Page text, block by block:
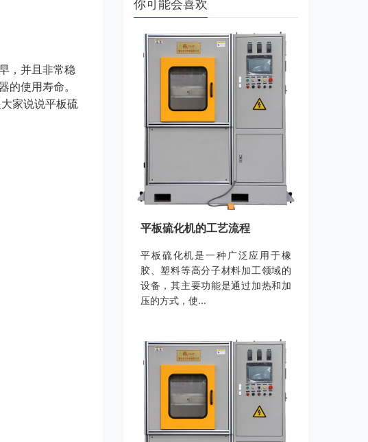
，并且非常稳
使用寿命。
家说说平板硫
你可能会喜欢
平板硫化机的工艺流程
平板硫化机是一种广泛应用于橡
胶、塑料等高分子材料加工领域的
设备，其主要功能是通过加热和加
压的方式，使...